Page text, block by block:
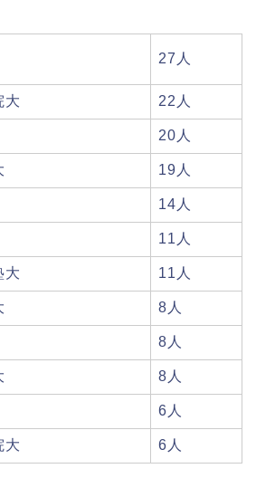
27人
大 22人
20人
19人
14人
11人
大 11人
8人
8人
8人
6人
大 6人